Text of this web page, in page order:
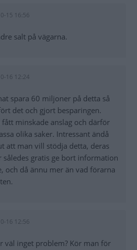
15 16:56
salt på vägarna.
16 12:24
spara 60 miljoner på detta så
det och gjort besparingen.
minskade anslag och därför
olika saker. Intressant ändå
att man vill stödja detta, deras
gratis ge bort information
och då ännu mer än vad förarna
16 12:56
väl inget problem? Kör man för